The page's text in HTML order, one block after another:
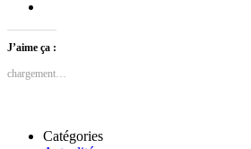
J’aime ça :
chargement…
Catégories